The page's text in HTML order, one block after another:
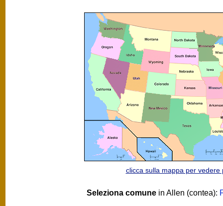
clicca sulla mappa per vedere
Seleziona comune in Allen (contea):